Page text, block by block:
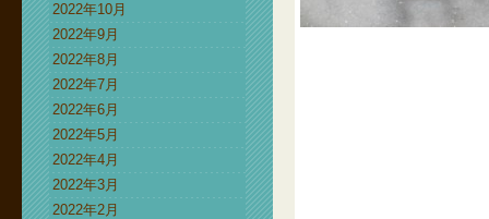
2022年10月
2022年9月
2022年8月
2022年7月
2022年6月
2022年5月
2022年4月
2022年3月
2022年2月